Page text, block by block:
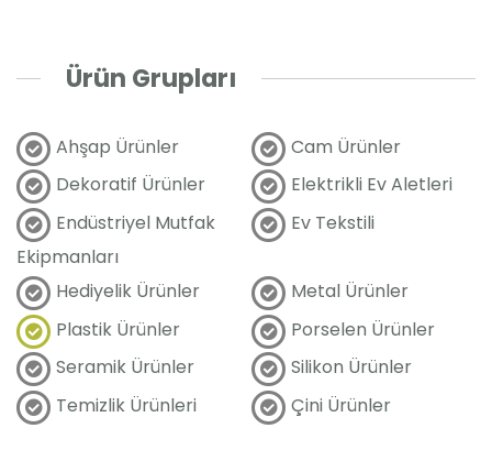
Ürün Grupları
Ahşap Ürünler
Cam Ürünler
Dekoratif Ürünler
Elektrikli Ev Aletleri
Endüstriyel Mutfak
Ekipmanları
Ev Tekstili
Hediyelik Ürünler
Metal Ürünler
Plastik Ürünler
Porselen Ürünler
Seramik Ürünler
Silikon Ürünler
Temizlik Ürünleri
Çini Ürünler